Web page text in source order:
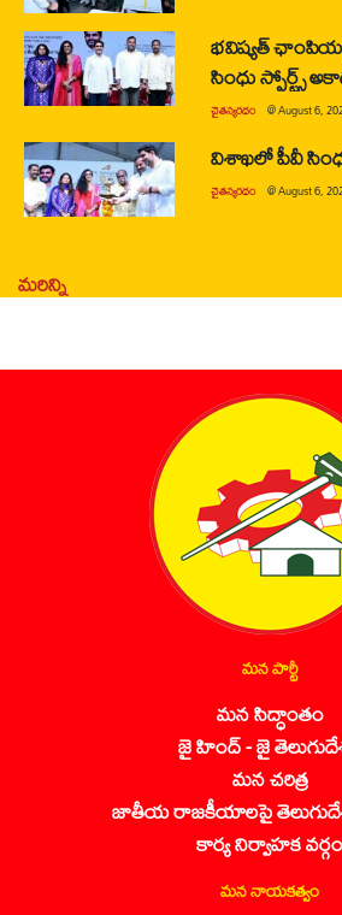
భవిష్యత్
సింధు స్పోర్ట్స్
చైతన్యరధం @August 6,
విశాఖలో పీవీ
చైతన్యరధం @August 6,
మరిన్ని
మన పార్టీ
మన సిద్ధాంతం
జై హింద్ - జై
మన చరిత్ర
జాతీయ రాజకీయాలపై
కార్య నిర్వాహక వర్గం
మన నాయకత్వం